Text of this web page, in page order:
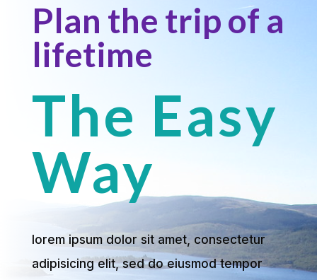
Plan the trip of a
lifetime
The Easy
Way
lorem ipsum dolor sit amet, consectetur
adipisicing elit, sed do eiusmod tempor